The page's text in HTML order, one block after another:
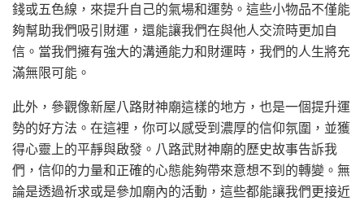
錢或五色線，來提升自己的氣場和運勢。這些小物品不僅能
夠幫助我們吸引財運，還能讓我們在與他人交流時更加自
信。當我們擁有強大的溝通能力和財運時，我們的人生將充
滿無限可能。
此外，參觀像新屋八路財神廟這樣的地方，也是一個提升運
勢的好方法。在這裡，你可以感受到濃厚的信仰氛圍，並獲
得心靈上的平靜與啟發。八路武財神廟的歷史故事告訴我
們，信仰的力量和正確的心態能夠帶來意想不到的轉變。無
論是透過祈求或是參加廟內的活動，這些都能讓我們更接近